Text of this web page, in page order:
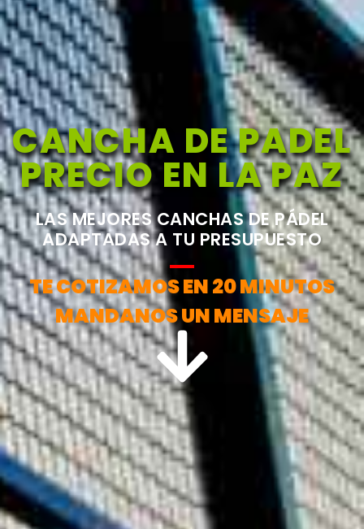
CANCHA DE PADEL
PRECIO EN LA PAZ
LAS MEJORES CANCHAS DE PÁDEL
ADAPTADAS A TU PRESUPUESTO
TE COTIZAMOS EN 20 MINUTOS
MANDANOS UN MENSAJE